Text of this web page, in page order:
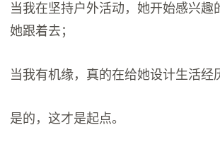
当我在坚持户外活动，她开始感兴趣
她跟着去；
当我有机缘，真的在给她设计生活经
是的，这才是起点。